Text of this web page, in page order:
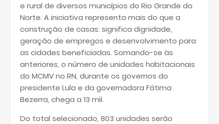
e rural de diversos municípios do Rio Grande do
Norte. A iniciativa representa mais do que a
construção de casas: significa dignidade,
geração de empregos e desenvolvimento para
as cidades beneficiadas. Somando-se às
anteriores, o número de unidades habitacionais
do MCMV no RN, durante os governos do
presidente Lula e da governadora Fátima
Bezerra, chega a 13 mil.
Do total selecionado, 803 unidades serão